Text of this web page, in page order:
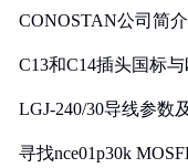
CONOSTAN公司简介
C13和C14插头国标
LGJ-240/30导线参数
寻找nce01p30k